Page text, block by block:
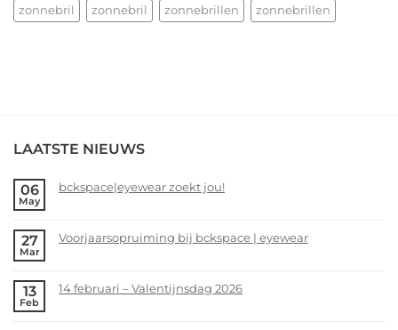
zonnebril zonnebril zonnebrillen zonnebrillen
LAATSTE NIEUWS
06
May
bckspace|eyewear zoekt jou!
on
jou!
27
Mar
Voorjaarsopruiming bij bckspace | eyewear
on
13
Feb
14 februari – Valentijnsdag 2026